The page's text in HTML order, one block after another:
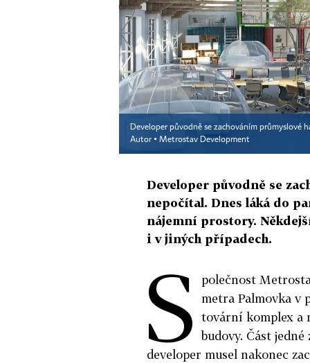
Developer původně se zachováním průmyslové
Autor ▪ Metrostav Development
Developer původně se
nepočítal. Dnes láká do
nájemní prostory.
i v jiných případech.
S
polečnost
metra Palmovka v
tovární komplex a
budovy. Část
developer musel nakonec